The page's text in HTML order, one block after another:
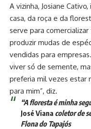
A vizinha, Josiane
casa, da roça e da
serve para
produzir mudas de
vendidas para
viver só de semente,
preferia mil vezes estar
para mim”, diz.
“A floresta é minha
José Viana coletor de
Flona do Tapajós